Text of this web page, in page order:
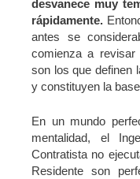
desvanece muy
rápidamente.
antes se
comienza a revisar
son los que definen
y constituyen la
En un mundo
mentalidad, el
Contratista no
Residente son